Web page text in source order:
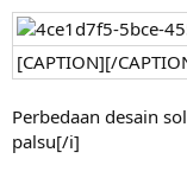
[CAPTION][/
Perbedaan desain
palsu[/i]